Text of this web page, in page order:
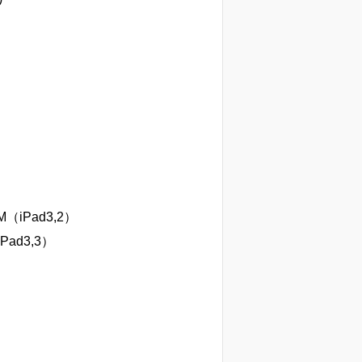
iPad3,2）
）